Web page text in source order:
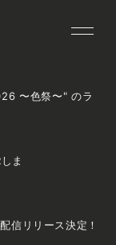
〜色祭〜" のラ
ま
信リリース決定！